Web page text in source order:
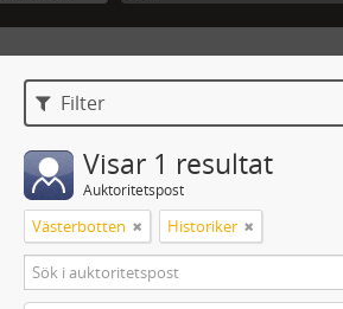
Filter
Visar 1 resultat
Auktoritetspost
Västerbotten Historiker